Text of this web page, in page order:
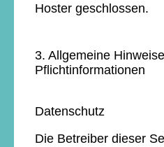
Hoster geschlossen.
3. Allgemeine
Pflichtinformationen
Datenschutz
Die Betreiber dieser